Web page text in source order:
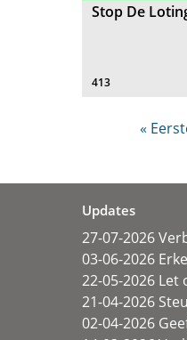
Stop De
413
«
Updates
27-07-2026
03-06-2026
22-05-2026
21-04-2026
02-04-2026